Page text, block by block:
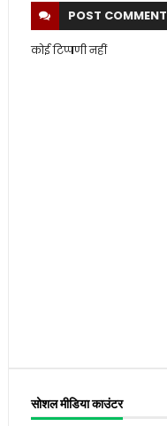
POST COMMENT
कोई टिप्पणी नहीं
सोशल मीडिया काउंटर